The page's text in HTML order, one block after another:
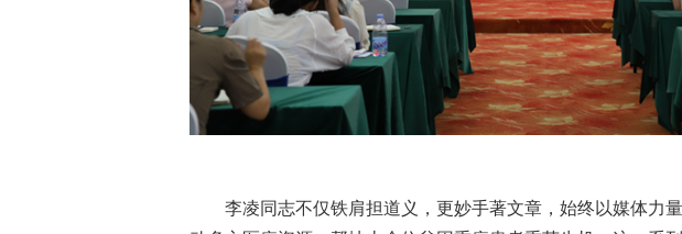
李凌同志不仅铁肩担道义，更妙手著文章，始终以媒体力